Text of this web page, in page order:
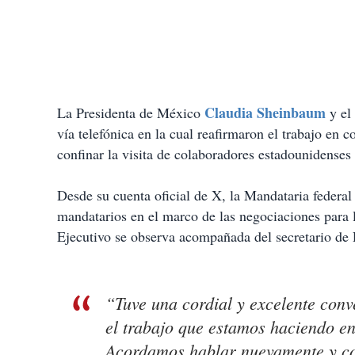
La Presidenta de México Claudia Sheinbaum y el
vía telefónica en la cual reafirmaron el trabajo en
confinar la visita de colaboradores
Desde su cuenta oficial de X, la Mandataria
mandatarios en el marco de las negociaciones
Ejecutivo se observa acompañada del secretario
“Tuve una cordial y excelente
el trabajo que estamos haciendo